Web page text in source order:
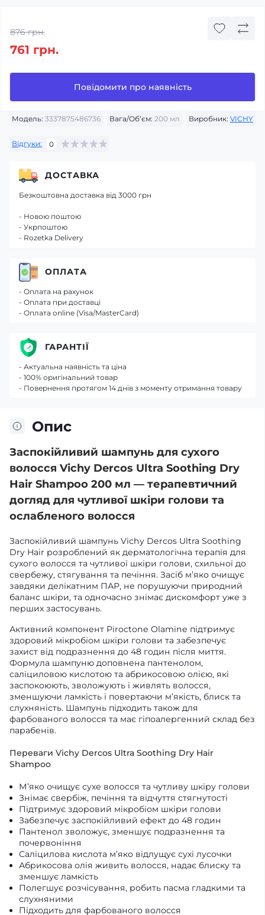
Модель: 3337875486736 Вага/Об’єм: 200 мл Виробник: VICHY
Відгуки: 0
876 грн.
761 грн.
Повідомити про наявність
Опис
Заспокійливий шампунь для сухого
волосся Vichy Dercos Ultra Soothing Dry
Hair Shampoo 200 мл — терапевтичний
догляд для чутливої шкіри голови та
ослабленого волосся
Заспокійливий шампунь Vichy Dercos Ultra Soothing
Dry Hair розроблений як дерматологічна терапія для
сухого волосся та чутливої шкіри голови, схильної до
свербежу, стягування та печіння. Засіб м’яко очищує
завдяки делікатним ПАР, не порушуючи природний
баланс шкіри, та одночасно знімає дискомфорт уже з
перших застосувань.
Активний компонент Piroctone Olamine підтримує
здоровий мікробіом шкіри голови та забезпечує
захист від подразнення до 48 годин після миття.
Формула шампуню доповнена пантенолом,
саліциловою кислотою та абрикосовою олією, які
заспокоюють, зволожують і живлять волосся,
зменшуючи ламкість і повертаючи м’якість, блиск та
слухняність. Шампунь підходить також для
фарбованого волосся та має гіпоалергенний склад без
парабенів.
Переваги Vichy Dercos Ultra Soothing Dry Hair
Shampoo
М’яко очищує сухе волосся та чутливу шкіру голови
Знімає свербіж, печіння та відчуття стягнутості
Підтримує здоровий мікробіом шкіри голови
Забезпечує заспокійливий ефект до 48 годин
Пантенол зволожує, зменшує подразнення та
почервоніння
Саліцилова кислота м’яко відлущує сухі лусочки
Абрикосова олія живить волосся, надає блиску та
зменшує ламкість
Полегшує розчісування, робить пасма гладкими та
слухняними
Підходить для фарбованого волосся
ДОСТАВКА
Безкоштовна доставка від 3000 грн
- Новою поштою
- Укрпоштою
- Rozetka Delivery
ОПЛАТА
- Оплата на рахунок
- Оплата при доставці
- Оплата online (Visa/MasterCard)
ГАРАНТІЇ
- Актуальна наявність та ціна
- 100% оригінальний товар
- Повернення протягом 14 днів з моменту отримання товару